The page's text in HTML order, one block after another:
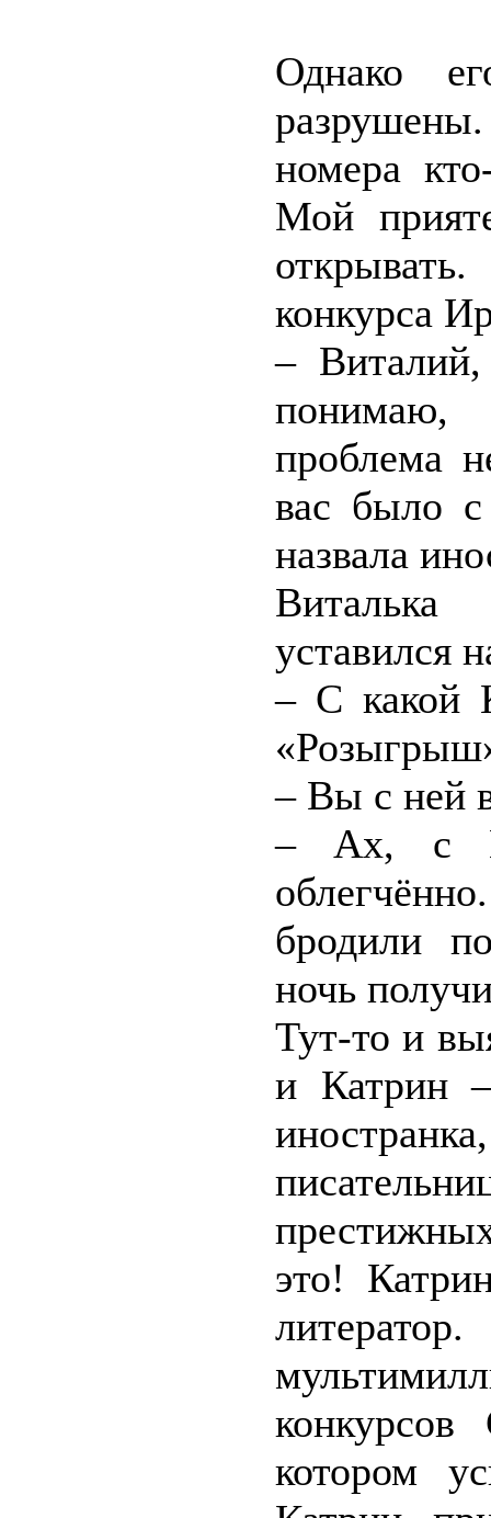
Однако
номера
Мой
конкурса
–
проблема
вас было
назвала
уставился
– С какой
– Вы с ней
– Ах, с
бродили
ночь
Тут-то и
и Катрин
это!
котором